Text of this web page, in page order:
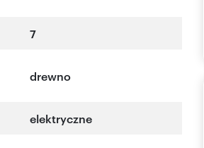
7
drewno
elektryczne